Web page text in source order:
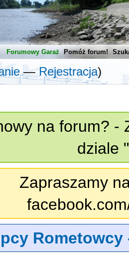
Forumowy Garaż Pomóż forum!
—Rejestracja)
na forum? -
dziale
Zapraszamy
Rometowcy